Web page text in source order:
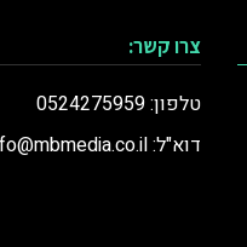
צרו קשר:
טלפון: 0524275959
דוא"ל: info@mbmedia.co.il